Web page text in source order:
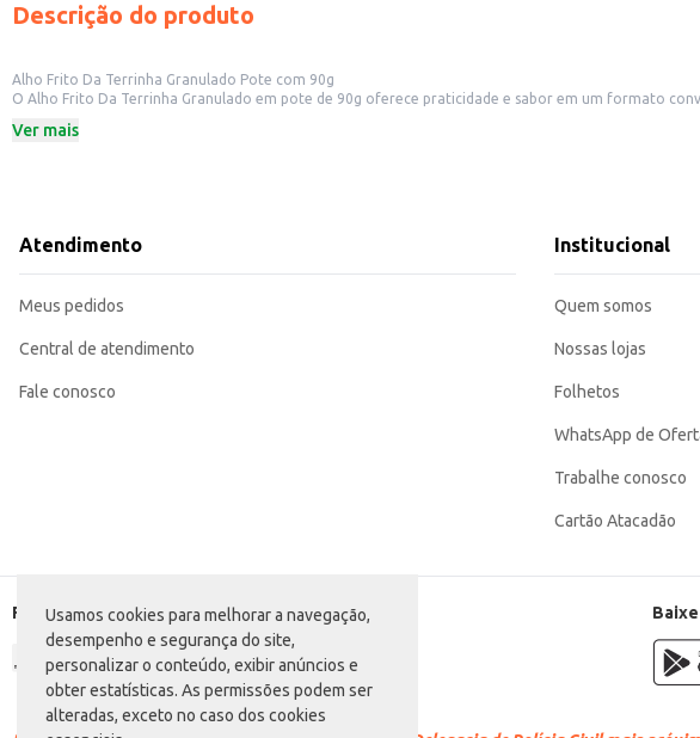
Usamos cookies para melhorar a navegação,
desempenho e segurança do site,
personalizar o conteúdo, exibir anúncios e
obter estatísticas. As permissões podem ser
alteradas, exceto no caso dos cookies
Descrição do produto
Alho Frito Da Terrinha Granulado Pote com 90g
O Alho Frito Da Terrinha Granulado em pote de 90g oferece praticidade e sabor em um formato conveniente. Ideal para uso em diversas receitas, este produto é uma opção versátil para cozinhas domésticas e
Dicas de Uso:
O Alho Frito Da Terrinha Granulado proporciona conveniência e sabor, tornando o preparo de
Marca: Da Terrinha
Categoria: Alho e cebola
EAN: 7898693230506
Ver mais
Atendimento
Meus pedidos
Central de atendimento
Fale conosco
Institucional
Quem somos
Nossas lojas
Folhetos
WhatsApp de
Trabalhe conosco
Cartão Atacadão
Formas de pagamento